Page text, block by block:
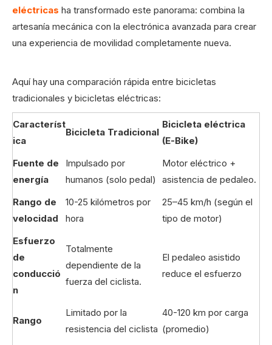
eléctricas ha transformado este panorama: combina la
artesanía mecánica con la electrónica avanzada para crear
una experiencia de movilidad completamente nueva.
Aquí hay una comparación rápida entre bicicletas
tradicionales y bicicletas eléctricas:
Característ
ica
Bicicleta Tradicional
Bicicleta eléctrica
(E-Bike)
Fuente de
energía
Impulsado por
humanos (solo pedal)
Motor eléctrico +
asistencia de pedaleo.
Rango de
velocidad
10-25 kilómetros por
hora
25–45 km/h (según el
tipo de motor)
Esfuerzo
de
conducció
n
Totalmente
dependiente de la
fuerza del ciclista.
El pedaleo asistido
reduce el esfuerzo
Rango
Limitado por la
resistencia del ciclista
40-120 km por carga
(promedio)